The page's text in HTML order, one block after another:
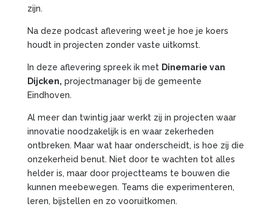
zijn.
Na deze podcast aflevering weet je hoe je koers
houdt in projecten zonder vaste uitkomst.
In deze aflevering spreek ik met Dinemarie van
Dijcken, projectmanager bij de gemeente
Eindhoven.
Al meer dan twintig jaar werkt zij in projecten waar
innovatie noodzakelijk is en waar zekerheden
ontbreken. Maar wat haar onderscheidt, is hoe zij die
onzekerheid benut. Niet door te wachten tot alles
helder is, maar door projectteams te bouwen die
kunnen meebewegen. Teams die experimenteren,
leren, bijstellen en zo vooruitkomen.